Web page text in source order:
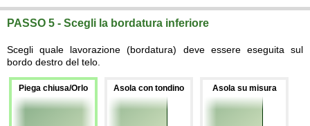
PASSO 5 - Scegli la bordatura inferiore
Scegli quale lavorazione (bordatura) deve essere eseguita sul
bordo destro del telo.
Piega chiusa/Orlo Asola con tondino Asola su misura